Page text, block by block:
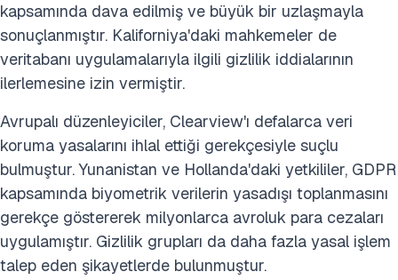
kapsamında dava edilmiş ve büyük bir uzlaşmayla
sonuçlanmıştır. Kaliforniya'daki mahkemeler de
veritabanı uygulamalarıyla ilgili gizlilik iddialarının
ilerlemesine izin vermiştir.
Avrupalı düzenleyiciler, Clearview'ı defalarca veri
koruma yasalarını ihlal ettiği gerekçesiyle suçlu
bulmuştur. Yunanistan ve Hollanda'daki yetkililer, GDPR
kapsamında biyometrik verilerin yasadışı toplanmasını
gerekçe göstererek milyonlarca avroluk para cezaları
uygulamıştır. Gizlilik grupları da daha fazla yasal işlem
talep eden şikayetlerde bulunmuştur.